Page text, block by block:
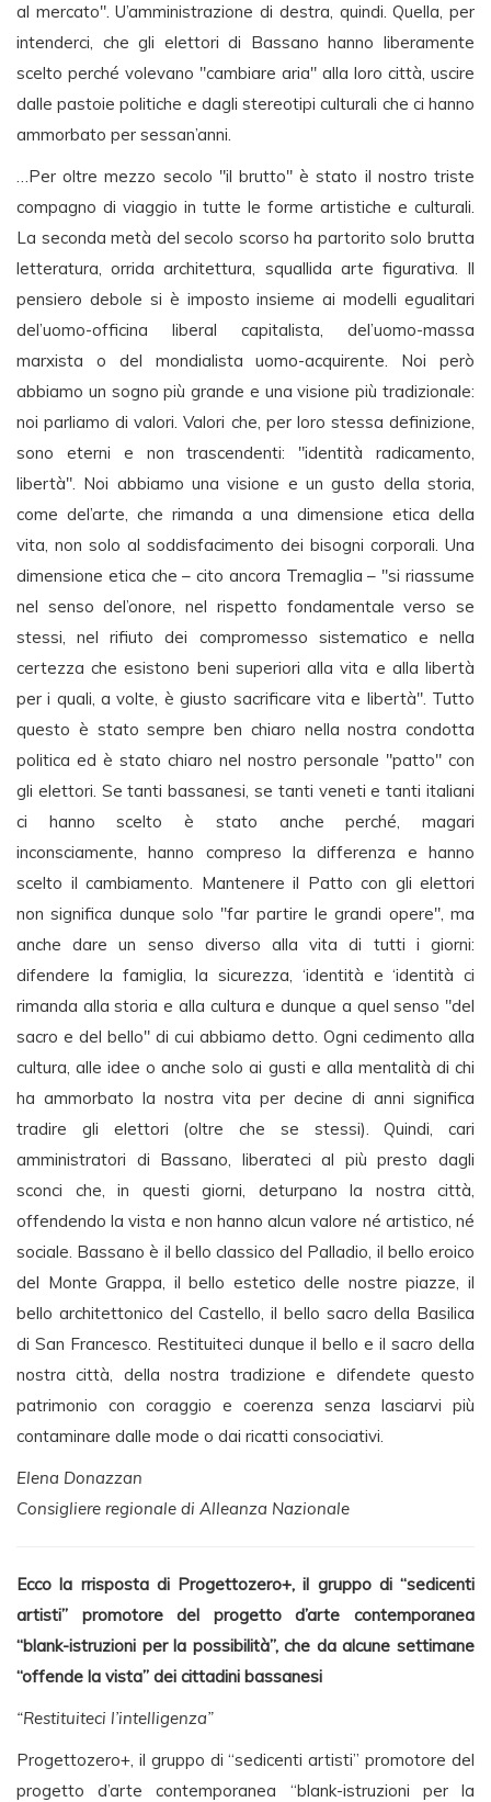
al mercato". U’amministrazione di destra, quindi. Quella, per
intenderci, che gli elettori di Bassano hanno liberamente
scelto perché volevano "cambiare aria" alla loro città, uscire
dalle pastoie politiche e dagli stereotipi culturali che ci hanno
ammorbato per sessan’anni.
…Per oltre mezzo secolo "il brutto" è stato il nostro triste
compagno di viaggio in tutte le forme artistiche e culturali.
La seconda metà del secolo scorso ha partorito solo brutta
letteratura, orrida architettura, squallida arte figurativa. Il
pensiero debole si è imposto insieme ai modelli egualitari
del’uomo-officina liberal capitalista, del’uomo-massa
marxista o del mondialista uomo-acquirente. Noi però
abbiamo un sogno più grande e una visione più tradizionale:
noi parliamo di valori. Valori che, per loro stessa definizione,
sono eterni e non trascendenti: "identità radicamento,
libertà". Noi abbiamo una visione e un gusto della storia,
come del’arte, che rimanda a una dimensione etica della
vita, non solo al soddisfacimento dei bisogni corporali. Una
dimensione etica che – cito ancora Tremaglia – "si riassume
nel senso del’onore, nel rispetto fondamentale verso se
stessi, nel rifiuto dei compromesso sistematico e nella
certezza che esistono beni superiori alla vita e alla libertà
per i quali, a volte, è giusto sacrificare vita e libertà". Tutto
questo è stato sempre ben chiaro nella nostra condotta
politica ed è stato chiaro nel nostro personale "patto" con
gli elettori. Se tanti bassanesi, se tanti veneti e tanti italiani
ci hanno scelto è stato anche perché, magari
inconsciamente, hanno compreso la differenza e hanno
scelto il cambiamento. Mantenere il Patto con gli elettori
non significa dunque solo "far partire le grandi opere", ma
anche dare un senso diverso alla vita di tutti i giorni:
difendere la famiglia, la sicurezza, ‘identità e ‘identità ci
rimanda alla storia e alla cultura e dunque a quel senso "del
sacro e del bello" di cui abbiamo detto. Ogni cedimento alla
cultura, alle idee o anche solo ai gusti e alla mentalità di chi
ha ammorbato la nostra vita per decine di anni significa
tradire gli elettori (oltre che se stessi). Quindi, cari
amministratori di Bassano, liberateci al più presto dagli
sconci che, in questi giorni, deturpano la nostra città,
offendendo la vista e non hanno alcun valore né artistico, né
sociale. Bassano è il bello classico del Palladio, il bello eroico
del Monte Grappa, il bello estetico delle nostre piazze, il
bello architettonico del Castello, il bello sacro della Basilica
di San Francesco. Restituiteci dunque il bello e il sacro della
nostra città, della nostra tradizione e difendete questo
patrimonio con coraggio e coerenza senza lasciarvi più
contaminare dalle mode o dai ricatti consociativi.
Elena Donazzan
Consigliere regionale di Alleanza Nazionale
Ecco la rrisposta di Progettozero+, il gruppo di “sedicenti
artisti” promotore del progetto d’arte contemporanea
“blank-istruzioni per la possibilità”, che da alcune settimane
“offende la vista” dei cittadini bassanesi
“Restituiteci l’intelligenza”
Progettozero+, il gruppo di “sedicenti artisti” promotore del
progetto d’arte contemporanea “blank-istruzioni per la